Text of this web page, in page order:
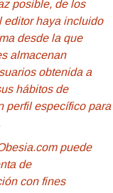
posible, de los
editor haya incluido
desde la que
almacenan
obtenida a
hábitos de
perfil específico para
puede
de
con fines